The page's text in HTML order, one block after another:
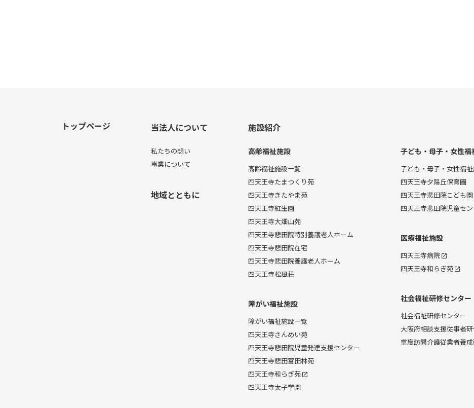
トップページ 当法人について
私たちの想い
事業について
地域とともに
施設紹介
高齢福祉施設
高齢福祉施設一覧
四天王寺たまつくり苑
四天王寺きたやま苑
四天王寺紅生園
四天王寺大畑山苑
四天王寺悲田院特別養護老人ホーム
四天王寺悲田院在宅
四天王寺悲田院養護老人ホーム
四天王寺松風荘
障がい福祉施設
障がい福祉施設一覧
四天王寺さんめい苑
四天王寺悲田院児童発達支援センター
四天王寺悲田富田林苑
四天王寺和らぎ苑
四天王寺太子学園
子ども・母子・女性福
子ども・母子・女性福
四天王寺夕陽丘保育園
四天王寺悲田院こども園
四天王寺悲田院児童セ
医療福祉施設
四天王寺病院
四天王寺和らぎ苑
社会福祉研修センター
社会福祉研修センター
大阪府相談支援従事者
重度訪問介護従業者養